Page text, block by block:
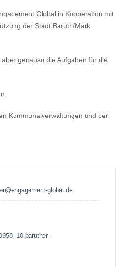
Glo­bal in Koope­ra­tion mit
der Stadt Baruth/​Mark
genauso die Auf­ga­ben für die
Kom­mu­nal­ver­wal­tun­gen und der
global.de
10-baruther-